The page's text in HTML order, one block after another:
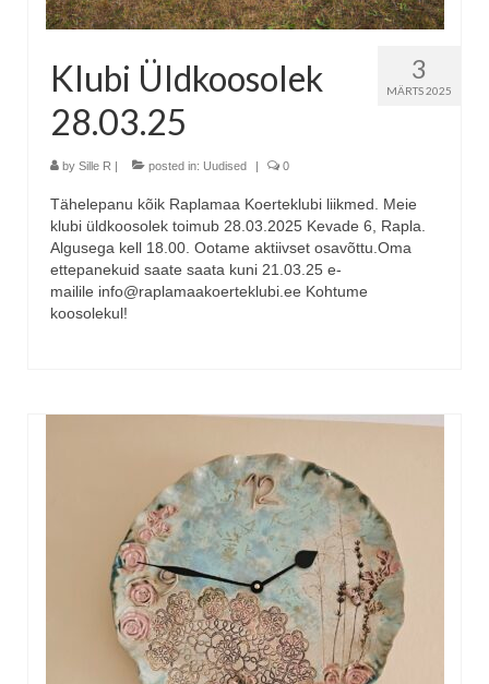
3
MÄRTS 2025
Klubi Üldkoosolek
28.03.25
by Sille R | posted in: Uudised | 0
Tähelepanu kõik Raplamaa Koerteklubi liikmed. Meie
klubi üldkoosolek toimub 28.03.2025 Kevade 6, Rapla.
Algusega kell 18.00. Ootame aktiivset osavõttu.Oma
ettepanekuid saate saata kuni 21.03.25 e-
mailile info@raplamaakoerteklubi.ee Kohtume
koosolekul!